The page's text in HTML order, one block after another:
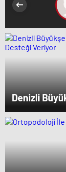
Denizli
Nohut